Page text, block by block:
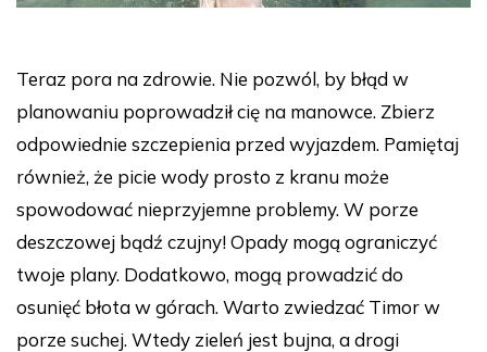
Teraz pora na zdrowie. Nie pozwól, by błąd w
planowaniu poprowadził cię na manowce. Zbierz
odpowiednie szczepienia przed wyjazdem. Pamiętaj
również, że picie wody prosto z kranu może
spowodować nieprzyjemne problemy. W porze
deszczowej bądź czujny! Opady mogą ograniczyć
twoje plany. Dodatkowo, mogą prowadzić do
osunięć błota w górach. Warto zwiedzać Timor w
porze suchej. Wtedy zieleń jest bujna, a drogi